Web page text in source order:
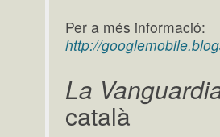
Per a més informació:
http://
La
català